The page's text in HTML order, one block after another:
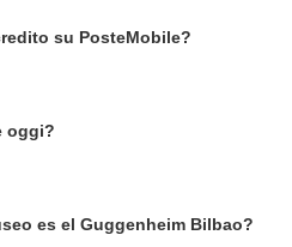
su PosteMobile?
oggi?
es el Guggenheim Bilbao?